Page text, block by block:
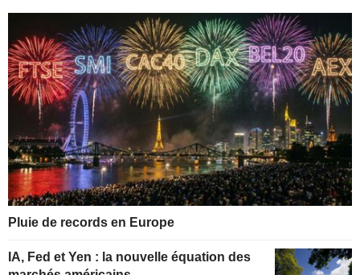
Pluie de records en Europe
IA, Fed et Yen : la nouvelle équation des